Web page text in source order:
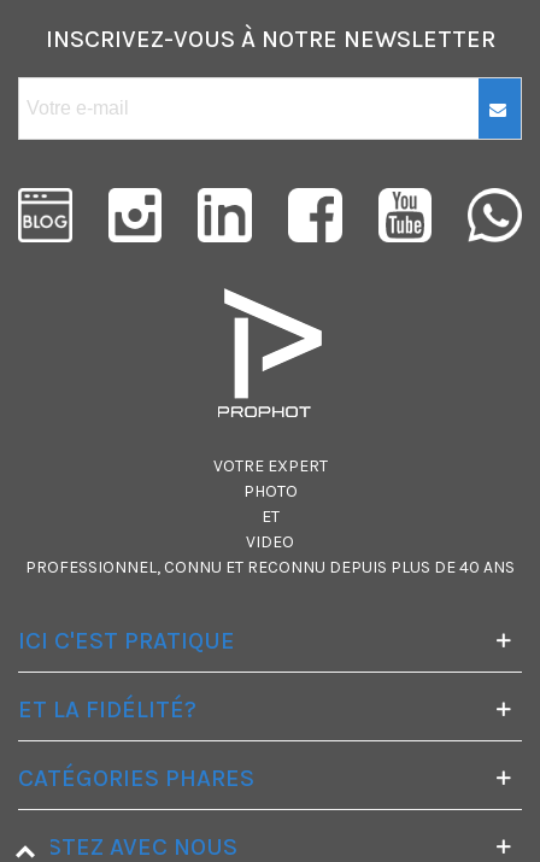
INSCRIVEZ-VOUS À NOTRE NEWSLETTER
VOTRE EXPERT
PHOTO
ET
VIDEO
PROFESSIONNEL, CONNU ET RECONNU DEPUIS PLUS DE 40 ANS
ICI C'EST PRATIQUE
ET LA FIDÉLITÉ?
CATÉGORIES PHARES
RESTEZ AVEC NOUS